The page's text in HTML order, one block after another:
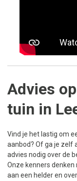
Advies
tuin in
Vind je het lastig om
aanbod? Of ga je zelf
advies nodig over de
Onze kenners
aan een helder en